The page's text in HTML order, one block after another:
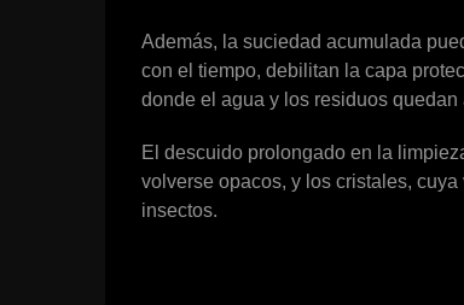
Además, la suciedad acumulada
con el tiempo, debilitan la capa
donde el agua y los residuos
El descuido prolongado en la
volverse opacos, y los cristales,
insectos.